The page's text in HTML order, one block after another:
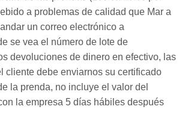
a problemas de calidad que Mar a
un correo electrónico a
se vea el número de lote de
devoluciones de dinero en efectivo, las
cliente debe enviarnos su certificado
la prenda, no incluye el valor del
la empresa 5 días hábiles después